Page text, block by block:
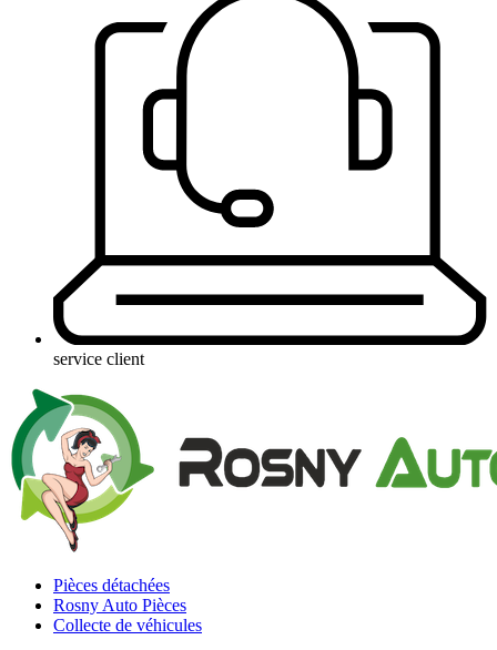
service client
Pièces détachées
Rosny Auto Pièces
Collecte de véhicules